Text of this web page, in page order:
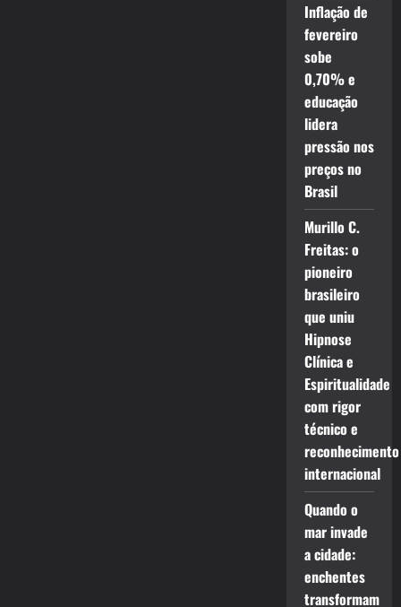
Inflação de
fevereiro
sobe
0,70% e
educação
lidera
pressão nos
preços no
Brasil
Murillo C.
Freitas: o
pioneiro
brasileiro
que uniu
Hipnose
Clínica e
Espiritualidade
com rigor
técnico e
reconhecimento
internacional
Quando o
mar invade
a cidade:
enchentes
transformam